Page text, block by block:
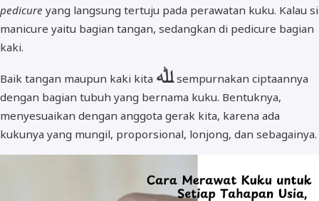
pedicure yang langsung tertuju pada perawatan kuku. Kalau si
manicure yaitu bagian tangan, sedangkan di pedicure bagian
kaki.
Baik tangan maupun kaki kita ﷲsempurnakan ciptaannya
dengan bagian tubuh yang bernama kuku. Bentuknya,
menyesuaikan dengan anggota gerak kita, karena ada
kukunya yang mungil, proporsional, lonjong, dan sebagainya.